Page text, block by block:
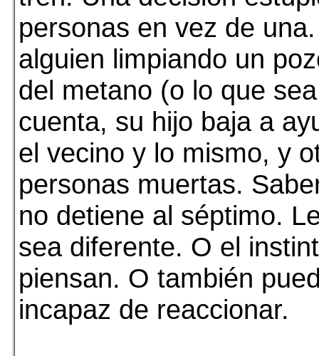
personas en vez de
alguien limpiando un
del metano (o lo que
cuenta, su hijo baja a
el vecino y lo mismo, y
personas muertas.
no detiene al séptimo.
sea diferente. O el
piensan. O también
incapaz de reaccionar.